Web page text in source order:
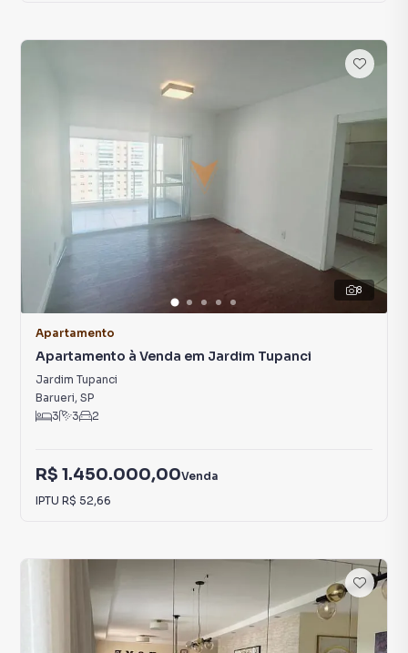
8
Apartamento
Apartamento à Venda em Jardim Tupanci
Jardim Tupanci
Barueri, SP
3
3 2
R$ 1.450.000,00Venda
IPTU R$ 52,66